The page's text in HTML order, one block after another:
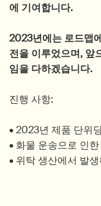
에 기여합니다.
2023년에는 로드맵
전을 이루었으며, 앞
임을 다하겠습니다.
진행 사항:
• 2023년 제품 단위
• 화물 운송으로 인
• 위탁 생산에서 발